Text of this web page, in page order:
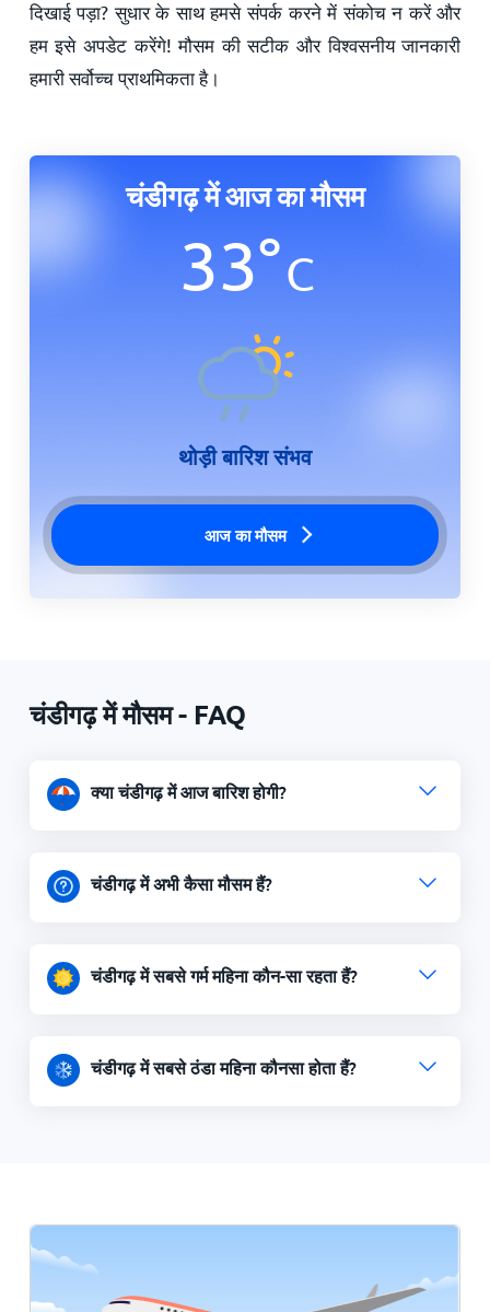
दिखाई पड़ा? सुधार के साथ हमसे संपर्क करने में संकोच न करें और
हम इसे अपडेट करेंगे! मौसम की सटीक और विश्वसनीय जानकारी
हमारी सर्वोच्च प्राथमिकता है।
चंडीगढ़ में आज का मौसम
33°C
थोड़ी बारिश संभव
आज का मौसम
चंडीगढ़ में मौसम - FAQ
क्या चंडीगढ़ में आज बारिश होगी?
चंडीगढ़ में अभी कैसा मौसम हैं?
चंडीगढ़ में सबसे गर्म महिना कौन-सा रहता हैं?
चंडीगढ़ में सबसे ठंडा महिना कौनसा होता हैं?